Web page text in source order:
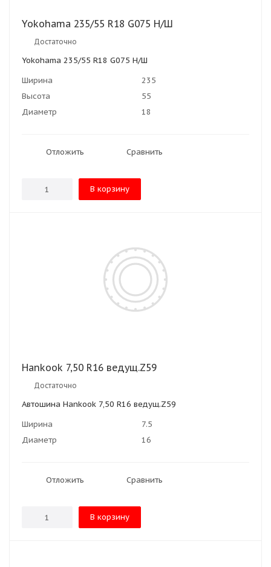
Yokohama 235/55 R18 G075 Н/Ш
Достаточно
Yokohama 235/55 R18 G075 Н/Ш
Ширина
235
Высота
55
Диаметр
18
Отложить Сравнить
В корзину
Hankook 7,50 R16 ведущ.Z59
Достаточно
Автошина Hankook 7,50 R16 ведущ.Z59
Ширина
7.5
Диаметр
16
Отложить Сравнить
В корзину